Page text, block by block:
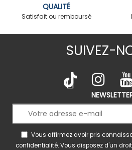
QUALITÉ
Satisfait ou remboursé
SUIVEZ-
Vous affirmez avoir pris
confidentialité. Vous disposez d'un